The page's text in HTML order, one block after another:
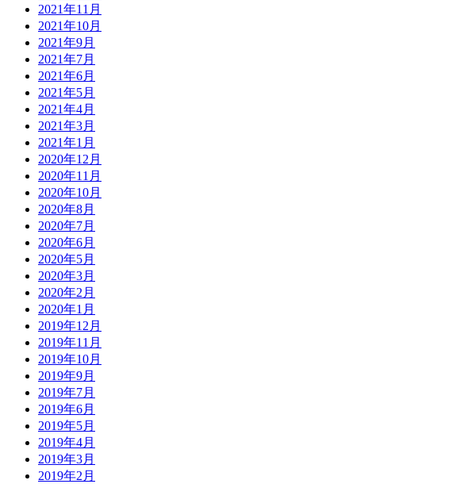
2021年11月
2021年10月
2021年9月
2021年7月
2021年6月
2021年5月
2021年4月
2021年3月
2021年1月
2020年12月
2020年11月
2020年10月
2020年8月
2020年7月
2020年6月
2020年5月
2020年3月
2020年2月
2020年1月
2019年12月
2019年11月
2019年10月
2019年9月
2019年7月
2019年6月
2019年5月
2019年4月
2019年3月
2019年2月